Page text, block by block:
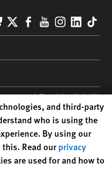
X Facebook
YouTube
34th Floor | New York,NY
nonprofit registered in the US
preferencesand third-party
who is using the
By using our
Read ourprivacy
are used for and how to